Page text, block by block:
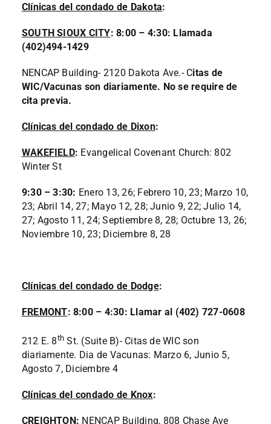
Clínicas del condado de Dakota:
SOUTH SIOUX CITY: 8:00 – 4:30: Llamada
(402)494-1429
NENCAP Building- 2120 Dakota Ave.- Citas de
WIC/Vacunas son diariamente. No se require de
cita previa.
Clínicas del condado de Dixon:
WAKEFIELD: Evangelical Covenant Church: 802
Winter St
9:30 – 3:30: Enero 13, 26; Febrero 10, 23; Marzo 10,
23; Abril 14, 27; Mayo 12, 28; Junio 9, 22; Julio 14,
27; Agosto 11, 24; Septiembre 8, 28; Octubre 13, 26;
Noviembre 10, 23; Diciembre 8, 28
Clínicas del condado de Dodge:
FREMONT: 8:00 – 4:30: Llamar al (402) 727-0608
212 E. 8th St. (Suite B)- Citas de WIC son
diariamente. Dia de Vacunas: Marzo 6, Junio 5,
Agosto 7, Diciembre 4
Clínicas del condado de Knox:
CREIGHTON: NENCAP Building, 808 Chase Ave